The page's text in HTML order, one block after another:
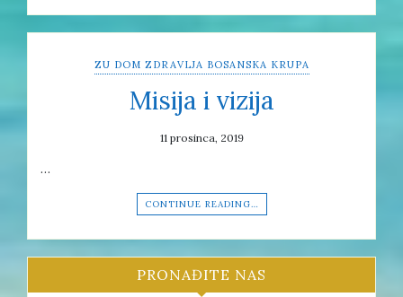
ZU DOM ZDRAVLJA BOSANSKA KRUPA
Misija i vizija
11 prosinca, 2019
…
CONTINUE READING…
PRONAĐITE NAS